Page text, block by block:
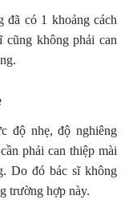
có 1 khoảng cách
cũng không phải can
độ nhẹ, độ nghiêng
phải can thiệp mài
Do đó bác sĩ không
trường hợp này.